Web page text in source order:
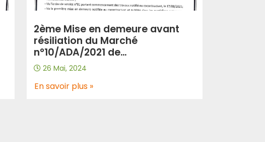
2ème Mise en demeure avant
résiliation du Marché
n°10/ADA/2021 de
Régularisation: Travaux
d’urgence de réparations de la
chaussée au niveau de
26 Mai, 2024
En savoir plus »